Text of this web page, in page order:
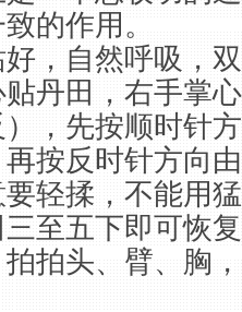
的作用。
自然呼吸，双
贴丹田，右手掌
，先按顺时针
按反时针方向
轻揉，不能用
至五下即可恢
拍头、臂、胸